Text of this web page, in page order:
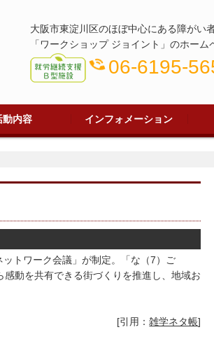
大阪市東淀川区のほぼ中心にある障がい
「ワークショップ ジョイント」のホー
phone_in_talk06-6195-
動内容 インフォメーション
トワーク会議」が制定。「な（7）ご
感動を共有できる街づくりを推進し、地域お
[引用：雑学ネタ帳]